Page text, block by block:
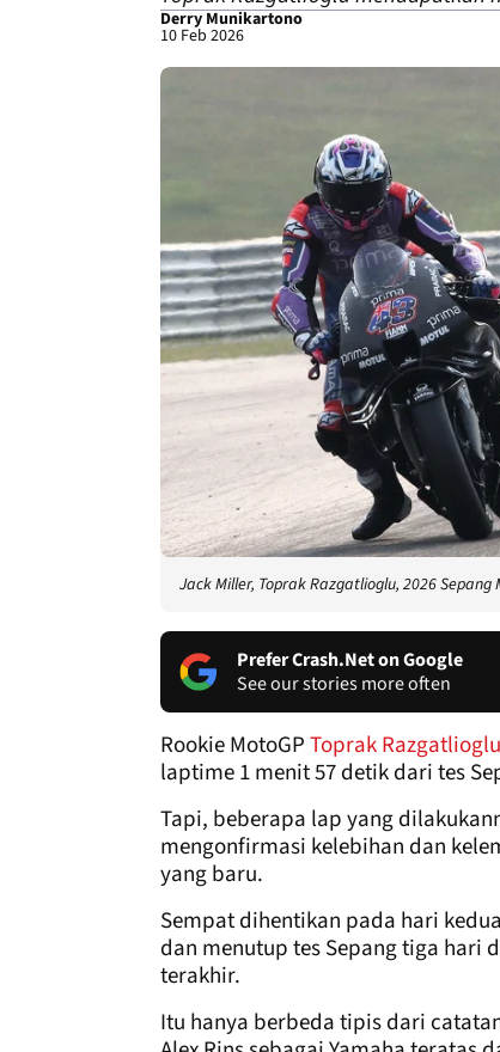
Derry Munikartono
10 Feb 2026
Jack Miller, Toprak Razgatlioglu, 2026 Sepang
Prefer Crash.Net on Google
See our stories more often
Rookie MotoGPToprak Razgatlioglu
laptime 1 menit 57 detik dari tes
Tapi, beberapa lap yang
mengonfirmasi kelebihan dan
yang baru.
Sempat dihentikan pada hari
dan menutup tes Sepang tiga hari
terakhir.
Itu hanya berbeda tipis dari